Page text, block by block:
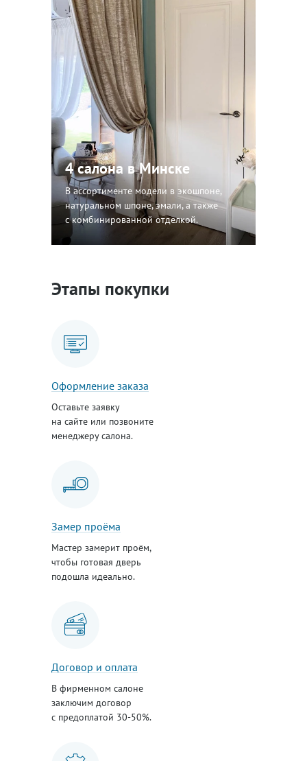
4 салона в Минске
В ассортименте модели в экошпоне,
натуральном шпоне, эмали, а также
с комбинированной отделкой.
Этапы покупки
Оформление заказа
Оставьте заявку
на сайте или позвоните
менеджеру салона.
Замер проёма
Мастер замерит проём,
чтобы готовая дверь
подошла идеально.
Договор и оплата
В фирменном салоне
заключим договор
с предоплатой 30-50%.